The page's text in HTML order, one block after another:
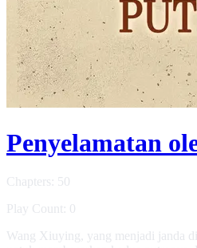
Penyelamatan
Chapters: 50
Play Count: 0
Wang Xiuying, yang menjadi janda